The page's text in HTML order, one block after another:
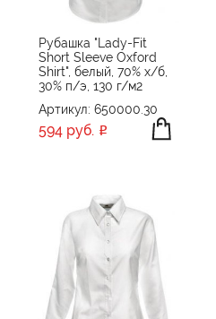
Рубашка "Lady-Fit
Short Sleeve Oxford
Shirt", белый, 70% х/б,
30% п/э, 130 г/м2
Артикул: 650000.30
594 руб.